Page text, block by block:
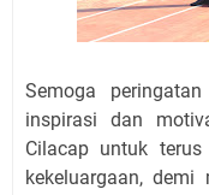
Semoga
inspirasi dan
Cilacap untuk
kekeluargaan, demi